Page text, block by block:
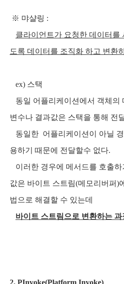
※ 먀샬링 :
클라이언트가 요청한 데이터를
도록 데이터를 조직화 하고 변환
ex) 스택
동일 어플리케이션에서 객체의
변수나 결과값은 스택을 통해 전
동일한 어플리케이션이 아닐
용하기 때문에 전달할수 없다.
이러한 경우에 메서드를 호출
값은 바이트 스트림(메모리버퍼)
법으로 해결할 수 있는데
바이트 스트림으로 변환하는
2. PInvoke(Platform Invoke)